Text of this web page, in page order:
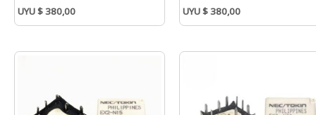
UYU$380,00 UYU$380,00